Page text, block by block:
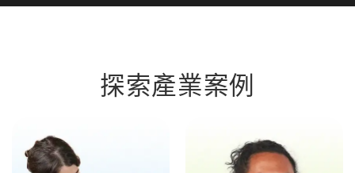
探索產業案例